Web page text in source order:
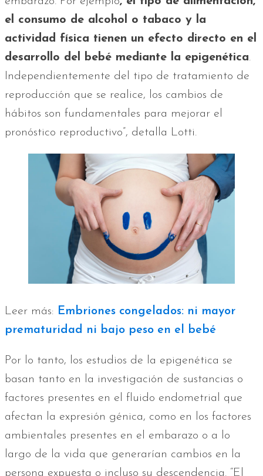
el consumo de alcohol o tabaco y la
actividad física tienen un efecto directo en el
desarrollo del bebé mediante la epigenética.
Independientemente del tipo de tratamiento de
reproducción que se realice, los cambios de
hábitos son fundamentales para mejorar el
pronóstico reproductivo”, detalla Lotti.
Leer más: Embriones congelados: ni mayor
prematuridad ni bajo peso en el bebé
Por lo tanto, los estudios de la epigenética se
basan tanto en la investigación de sustancias o
factores presentes en el fluido endometrial que
afectan la expresión génica, como en los factores
ambientales presentes en el embarazo o a lo
largo de la vida que generarían cambios en la
persona expuesta o incluso su descendencia. “El